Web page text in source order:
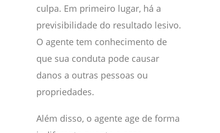
culpa. Em primeiro lugar, há a
previsibilidade do resultado lesivo.
O agente tem conhecimento de
que sua conduta pode causar
danos a outras pessoas ou
propriedades.
Além disso, o agente age de forma